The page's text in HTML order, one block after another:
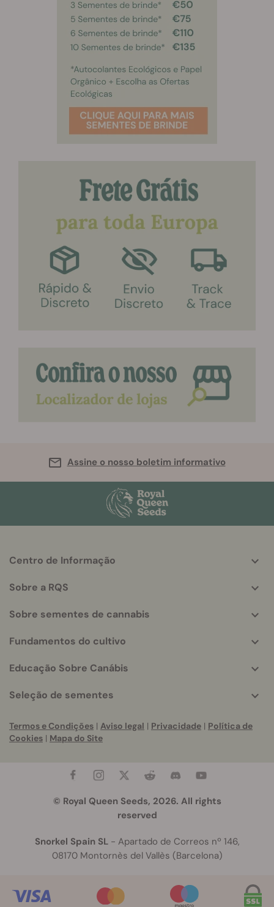
Assine o nosso boletim informativo
info
Centro de Informação
Sobre a RQS
Sobre sementes de cannabis
Fundamentos do cultivo
Educação Sobre Canábis
Seleção de sementes
Termos e Condições | Aviso legal | Privacidade | Política de
Cookies | Mapa do Site
© Royal Queen Seeds, 2026. All rights
reserved
Snorkel Spain SL- Apartado de Correos nº 146,
08170 Montornès del Vallès (Barcelona)